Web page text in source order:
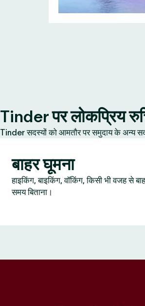
Tinder पर लोकप्रिय
Tinder सदस्यों को आमतौर पर समुदाय के अन्य
बाहर घूमना
हाइकिंग, बाइकिंग, वॉकिंग, किसी भी वजह से
समय बिताना।